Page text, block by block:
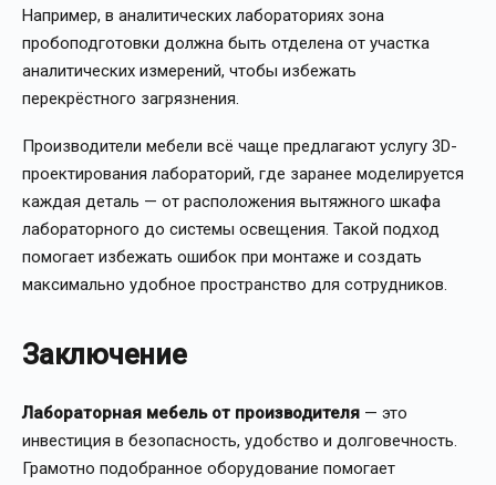
Например, в аналитических лабораториях зона
пробоподготовки должна быть отделена от участка
аналитических измерений, чтобы избежать
перекрёстного загрязнения.
Производители мебели всё чаще предлагают услугу 3D-
проектирования лабораторий, где заранее моделируется
каждая деталь — от расположения вытяжного шкафа
лабораторного до системы освещения. Такой подход
помогает избежать ошибок при монтаже и создать
максимально удобное пространство для сотрудников.
Заключение
Лабораторная мебель от производителя — это
инвестиция в безопасность, удобство и долговечность.
Грамотно подобранное оборудование помогает